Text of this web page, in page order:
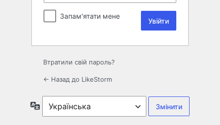
Запам'ятати мене
Втратили свій пароль?
← Назад до LikeStorm
Мова